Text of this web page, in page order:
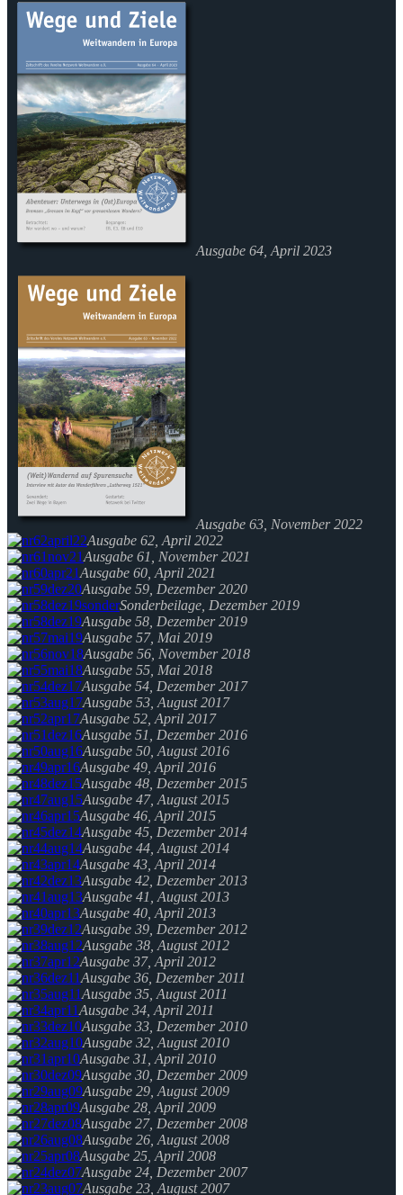
Ausgabe 64, April 2023
Ausgabe 63, November 2022
Ausgabe 62, April 2022
Ausgabe 61, November 2021
Ausgabe 60, April 2021
Ausgabe 59, Dezember 2020
Sonderbeilage, Dezember 2019
Ausgabe 58, Dezember 2019
Ausgabe 57, Mai 2019
Ausgabe 56, November 2018
Ausgabe 55, Mai 2018
Ausgabe 54, Dezember 2017
Ausgabe 53, August 2017
Ausgabe 52, April 2017
Ausgabe 51, Dezember 2016
Ausgabe 50, August 2016
Ausgabe 49, April 2016
Ausgabe 48, Dezember 2015
Ausgabe 47, August 2015
Ausgabe 46, April 2015
Ausgabe 45, Dezember 2014
Ausgabe 44, August 2014
Ausgabe 43, April 2014
Ausgabe 42, Dezember 2013
Ausgabe 41, August 2013
Ausgabe 40, April 2013
Ausgabe 39, Dezember 2012
Ausgabe 38, August 2012
Ausgabe 37, April 2012
Ausgabe 36, Dezember 2011
Ausgabe 35, August 2011
Ausgabe 34, April 2011
Ausgabe 33, Dezember 2010
Ausgabe 32, August 2010
Ausgabe 31, April 2010
Ausgabe 30, Dezember 2009
Ausgabe 29, August 2009
Ausgabe 28, April 2009
Ausgabe 27, Dezember 2008
Ausgabe 26, August 2008
Ausgabe 25, April 2008
Ausgabe 24, Dezember 2007
Ausgabe 23, August 2007